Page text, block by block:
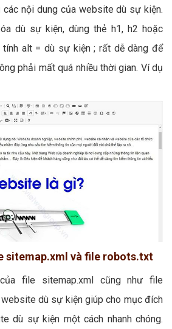
nội dung của website dù sự kiện.
dù sự kiện, dùng thẻ h1, h2 hoặc
tính alt = dù sự kiện ; rất dễ dàng để
phải mất quá nhiều thời gian. Ví dụ
sitemap.xml và file robots.txt
file sitemap.xml cũng như file
dù sự kiện giúp cho mục đích
dù sự kiện một cách nhanh chóng.